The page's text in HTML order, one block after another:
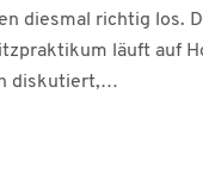
diesmal richtig los.
läuft auf
diskutiert,…